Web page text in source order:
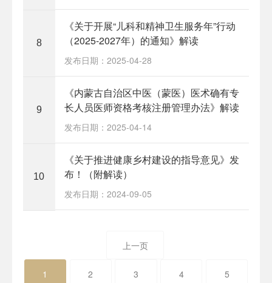
8
《关于开展“儿科和精神卫生服务年”行动
（2025-2027年）的通知》解读
发布日期：2025-04-28
9
《内蒙古自治区中医（蒙医）医术确有专
长人员医师资格考核注册管理办法》解读
发布日期：2025-04-14
10
《关于推进健康乡村建设的指导意见》发
布！（附解读）
发布日期：2024-09-05
上一页
1 2 3 4 5